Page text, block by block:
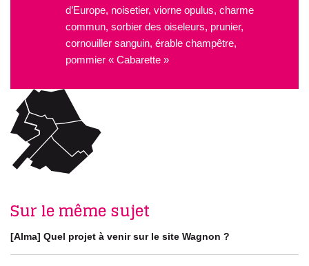
d’Europe, noisetier, viorne opulus, charme
commun, sorbier des oiseleurs, prunier,
cornouiller sanguin, érable champêtre,
pommier « Cabarette »
Sur le même sujet
[Alma] Quel projet à venir sur le site Wagnon ?